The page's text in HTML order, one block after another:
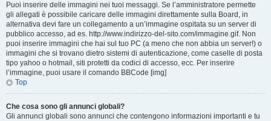
Puoi inserire delle immagini nei tuoi messaggi. Se l’amministratore permette
gli allegati è possibile caricare delle immagini direttamente sulla Board, in
alternativa devi fare un collegamento a un’immagine ospitata su un server di
pubblico accesso, ad es. http://www.indirizzo-del-sito.com/immagine.gif. Non
puoi inserire immagini che hai sul tuo PC (a meno che non abbia un server!) o
immagini che si trovano dietro sistemi di autenticazione, come caselle di posta
tipo yahoo o hotmail, siti protetti da codici di accesso, ecc. Per inserire
l’immagine, puoi usare il comando BBCode [img]
Top
Che cosa sono gli annunci globali?
Gli annunci globali sono annunci che contengono informazioni importanti e tu